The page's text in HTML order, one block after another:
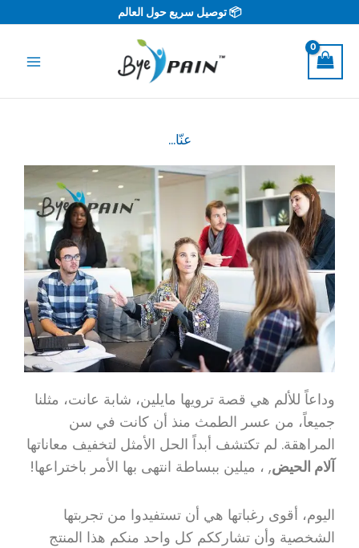
المحتوى
📦 توصيل سريع حول العالم
عنّا...
وداعاً للألم هي قصة ترويها مايلين، شابة عانت، مثلنا
جميعاً، من عسر الطمث منذ أن كانت في سن
المراهقة. لم تكتشف أبداً الحل الأمثل لتخفيف معاناتها
آلام الحيض, ، ميلين ببساطة انتهى بها الأمر باختراعها!
اليوم، أقوى رغباتها هي أن تستفيدوا من تجربتها
الشخصية وأن تشارككم كل واحد منكم هذا المنتج